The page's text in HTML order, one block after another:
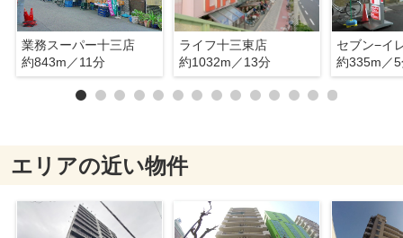
業務スーパー十三店
約843m／11分
ライフ十三東店
約1032m／13分
約335m／
エリアの近い物件